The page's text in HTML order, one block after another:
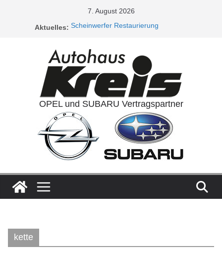
7. August 2026
Aktuelles: Scheinwerfer Restaurierung
Auspuffanlagen
Ventilreinigung
OPEL und SUBARU Vertragspartner
kette